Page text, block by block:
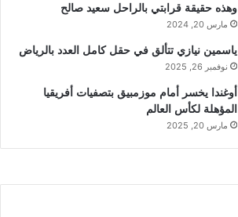
وهذه حقيقة قرابتي بالراحل سعيد صالح
مارس 20, 2024
ياسمين نيازي تتألق في حقل كامل العدد بالرياض
نوفمبر 26, 2025
أوغندا يخسر أمام موزمبيق بتصفيات أفريقيا
المؤهلة لكأس العالم
مارس 20, 2025